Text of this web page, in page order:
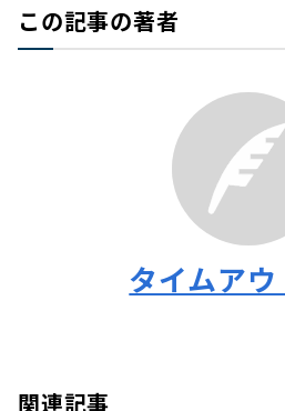
この記事の著者
タイムア
関連記事